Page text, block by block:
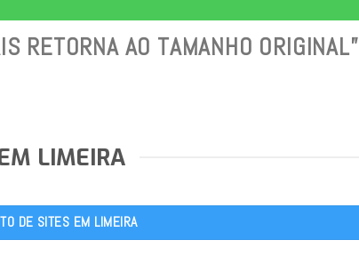
RETORNA AO TAMANHO ORIGINAL”
LIMEIRA
DE SITES EM LIMEIRA